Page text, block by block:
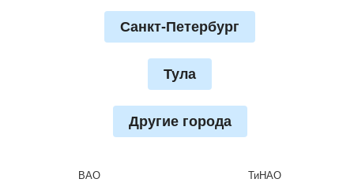
Санкт-Петербург
Тула
Другие города
ВАО ТиНАО